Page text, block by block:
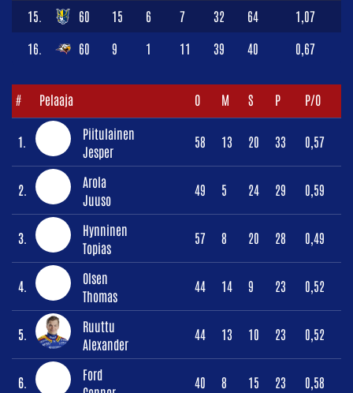
15. 60 15 6 7 32 64 1,07
16. 60 9 1 11 39 40 0,67
# Pelaaja O M S P P/O
1.
Piitulainen
Jesper
58 13 20 33 0,57
2.
Arola
Juuso
49 5 24 29 0,59
3.
Hynninen
Topias
57 8 20 28 0,49
4.
Olsen
Thomas
44 14 9 23 0,52
5.
Ruuttu
Alexander
44 13 10 23 0,52
6.
Ford
40 8 15 23 0,58